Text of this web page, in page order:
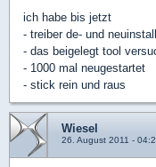
ich habe bis jetzt
- treiber de- und
- das beigelegt tool
- 1000 mal neugestartet
- stick rein und raus
Wiesel
26. August 2011 -